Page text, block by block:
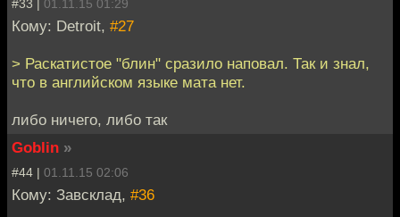
#33 | 01.11.15 01:29
Кому: Detroit, #27
> Раскатистое "блин" сразило наповал. Так и знал,
что в английском языке мата нет.
либо ничего, либо так
Goblin »
#44 | 01.11.15 02:06
Кому: Завсклад, #36